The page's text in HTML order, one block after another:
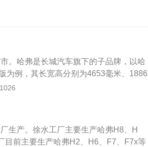
。哈弗是长城汽车旗下的子品牌，以哈
为例，其长宽高分别为4653毫米、1886
结构为5门5座SUV，整备质量1590千
千瓦，最大扭矩325牛米，匹配7挡双
生产。徐水工厂主要生产哈弗H8、H
目前主要生产哈弗H2、H6、F7、F7x等